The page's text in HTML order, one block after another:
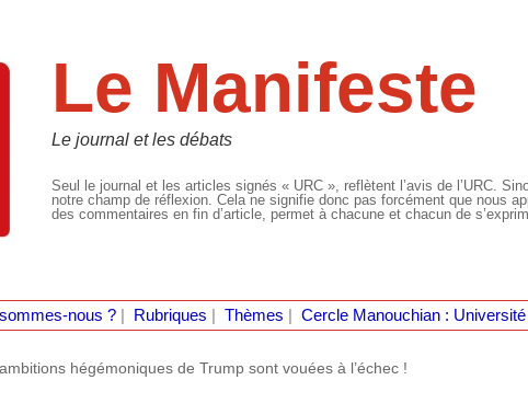
Le Manifeste
Le journal et les débats
Seul le journal et les articles signés « URC », reflètent l’avis de l’URC.
notre champ de réflexion. Cela ne signifie donc pas forcément que nous
des commentaires en fin d’article, permet à chacune et chacun de
nous ?| Rubriques Thèmes Cercle Manouchian :
hégémoniques de Trump sont vouées à l’échec !